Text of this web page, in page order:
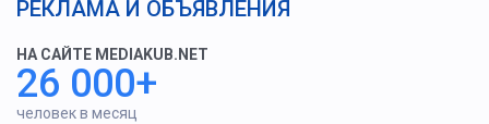
РЕКЛАМА И ОБЪЯВЛЕНИЯ
НА САЙТЕ MEDIAKUB.NET
26 000+
человек в месяц